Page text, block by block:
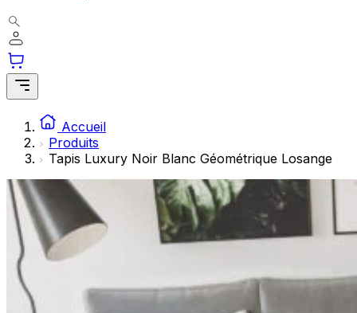
Accueil
Produits
Tapis Luxury Noir Blanc Géométrique Losange
Les cookies marketing sont utilisés pour suivre les
engageantes pour l'utilisateur individuel et, par
Les cookies non classés sont des cookies qui sont en